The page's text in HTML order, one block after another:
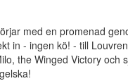
med en promenad
in - ingen kö! - till
the Winged Victory